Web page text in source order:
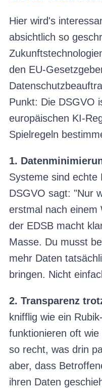
Hier wird's
absichtlich so
den EU-
Punkt: Die DSGVO
europäischen KI-
Spielregeln
1.
Systeme sind echte
DSGVO sagt: "Nur
erstmal nach einem
der EDSB macht
Masse. Du musst
mehr Daten
bringen. Nicht
2. Transparenz
knifflig wie ein
funktionieren oft
so recht, was drin
aber, dass
ihren Daten